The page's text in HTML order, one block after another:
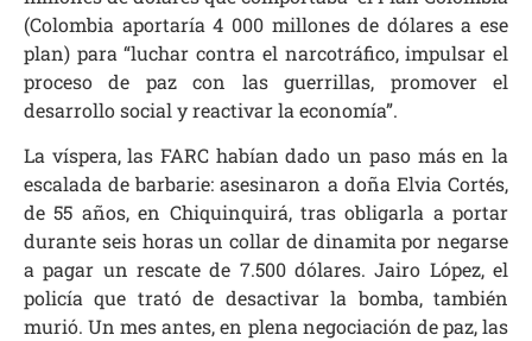
(Colombia aportaría 4 000 millones de dólares a ese
plan) para “luchar contra el narcotráfico, impulsar el
proceso de paz con las guerrillas, promover el
desarrollo social y reactivar la economía”.
La víspera, las FARC habían dado un paso más en la
escalada de barbarie: asesinaron a doña Elvia Cortés,
de 55 años, en Chiquinquirá, tras obligarla a portar
durante seis horas un collar de dinamita por negarse
a pagar un rescate de 7.500 dólares. Jairo López, el
policía que trató de desactivar la bomba, también
murió. Un mes antes, en plena negociación de paz, las